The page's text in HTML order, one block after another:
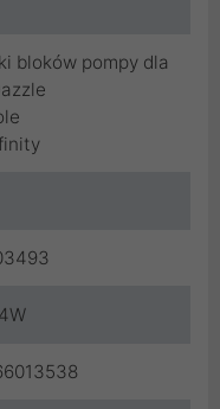
bloków pompy dla